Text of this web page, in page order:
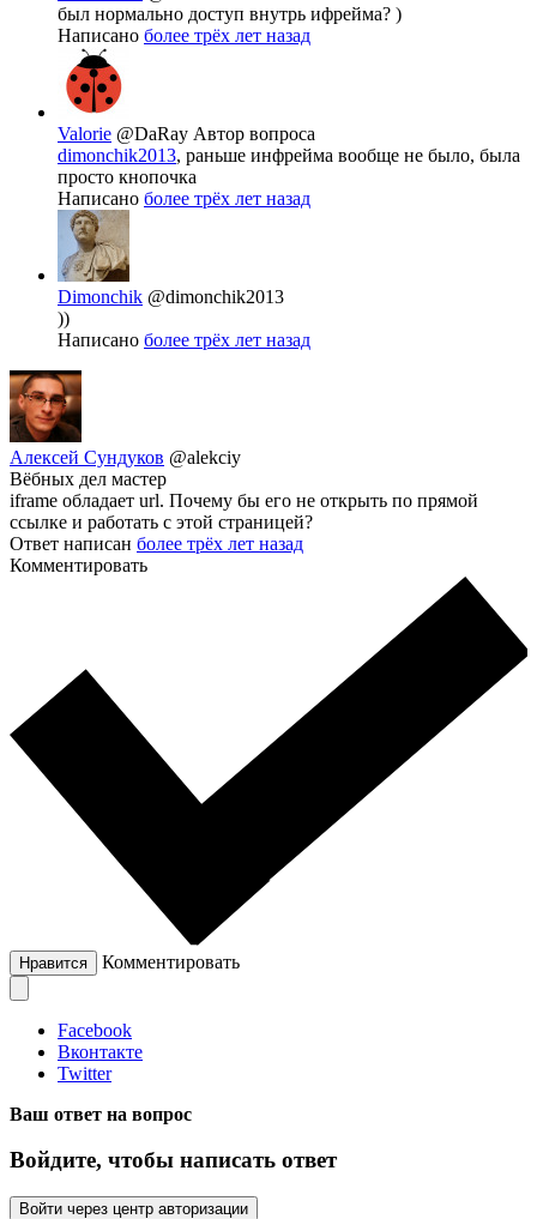
был нормально доступ внутрь ифрейма? )
Написано более трёх лет назад
Valorie @DaRay Автор вопроса
dimonchik2013, раньше инфрейма вообще не было, была
просто кнопочка
Написано более трёх лет назад
Dimonchik @dimonchik2013
))
Написано более трёх лет назад
Алексей Сундуков @alekciy
Вёбных дел мастер
iframe обладает url. Почему бы его не открыть по прямой
ссылке и работать с этой страницей?
Ответ написан более трёх лет назад
Комментировать
Нравится Комментировать
Facebook
Вконтакте
Twitter
Ваш ответ на вопрос
Войдите, чтобы написать ответ
Войти через центр авторизации